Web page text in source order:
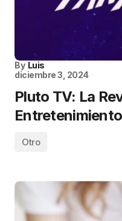
By Luis
diciembre 3, 2024
Pluto TV: La
Otro